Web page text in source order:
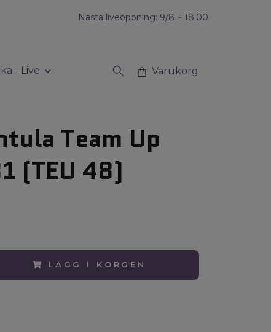
Nästa liveöppning: 9/8 ~ 18:00
- Live Varukorg
Team Up
(TEU 48)
LÄGG I KORGEN